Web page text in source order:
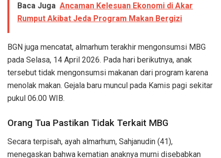
Baca Juga Ancaman Kelesuan Ekonomi di Akar
Rumput Akibat Jeda Program Makan Bergizi
BGN juga mencatat, almarhum terakhir mengonsumsi MBG
pada Selasa, 14 April 2026. Pada hari berikutnya, anak
tersebut tidak mengonsumsi makanan dari program karena
menolak makan. Gejala baru muncul pada Kamis pagi sekitar
pukul 06.00 WIB.
Orang Tua Pastikan Tidak Terkait MBG
Secara terpisah, ayah almarhum, Sahjanudin (41),
menegaskan bahwa kematian anaknya murni disebabkan